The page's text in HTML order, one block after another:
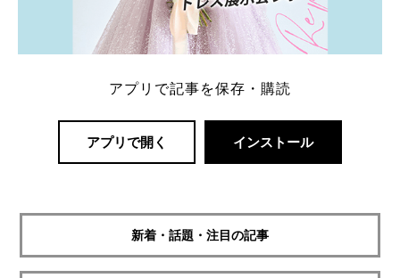
アプリで記事を保存・購読
アプリで開く インストール
新着・話題・注目の記事